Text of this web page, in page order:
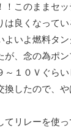
！このままセ
は良くなって
よいよ燃料タ
が、念の為ポ
～１０Ｖぐら
換したので、
てリレーを使